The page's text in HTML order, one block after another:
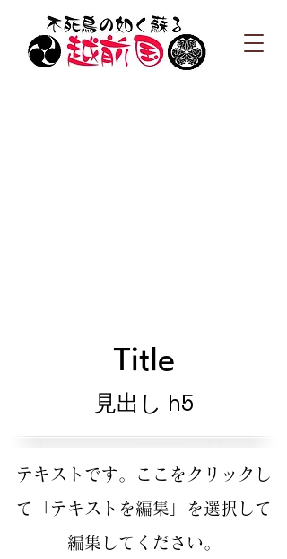
Title
見出し h5
テキストです。ここをクリックし
て「テキストを編集」を選択して
編集してください。